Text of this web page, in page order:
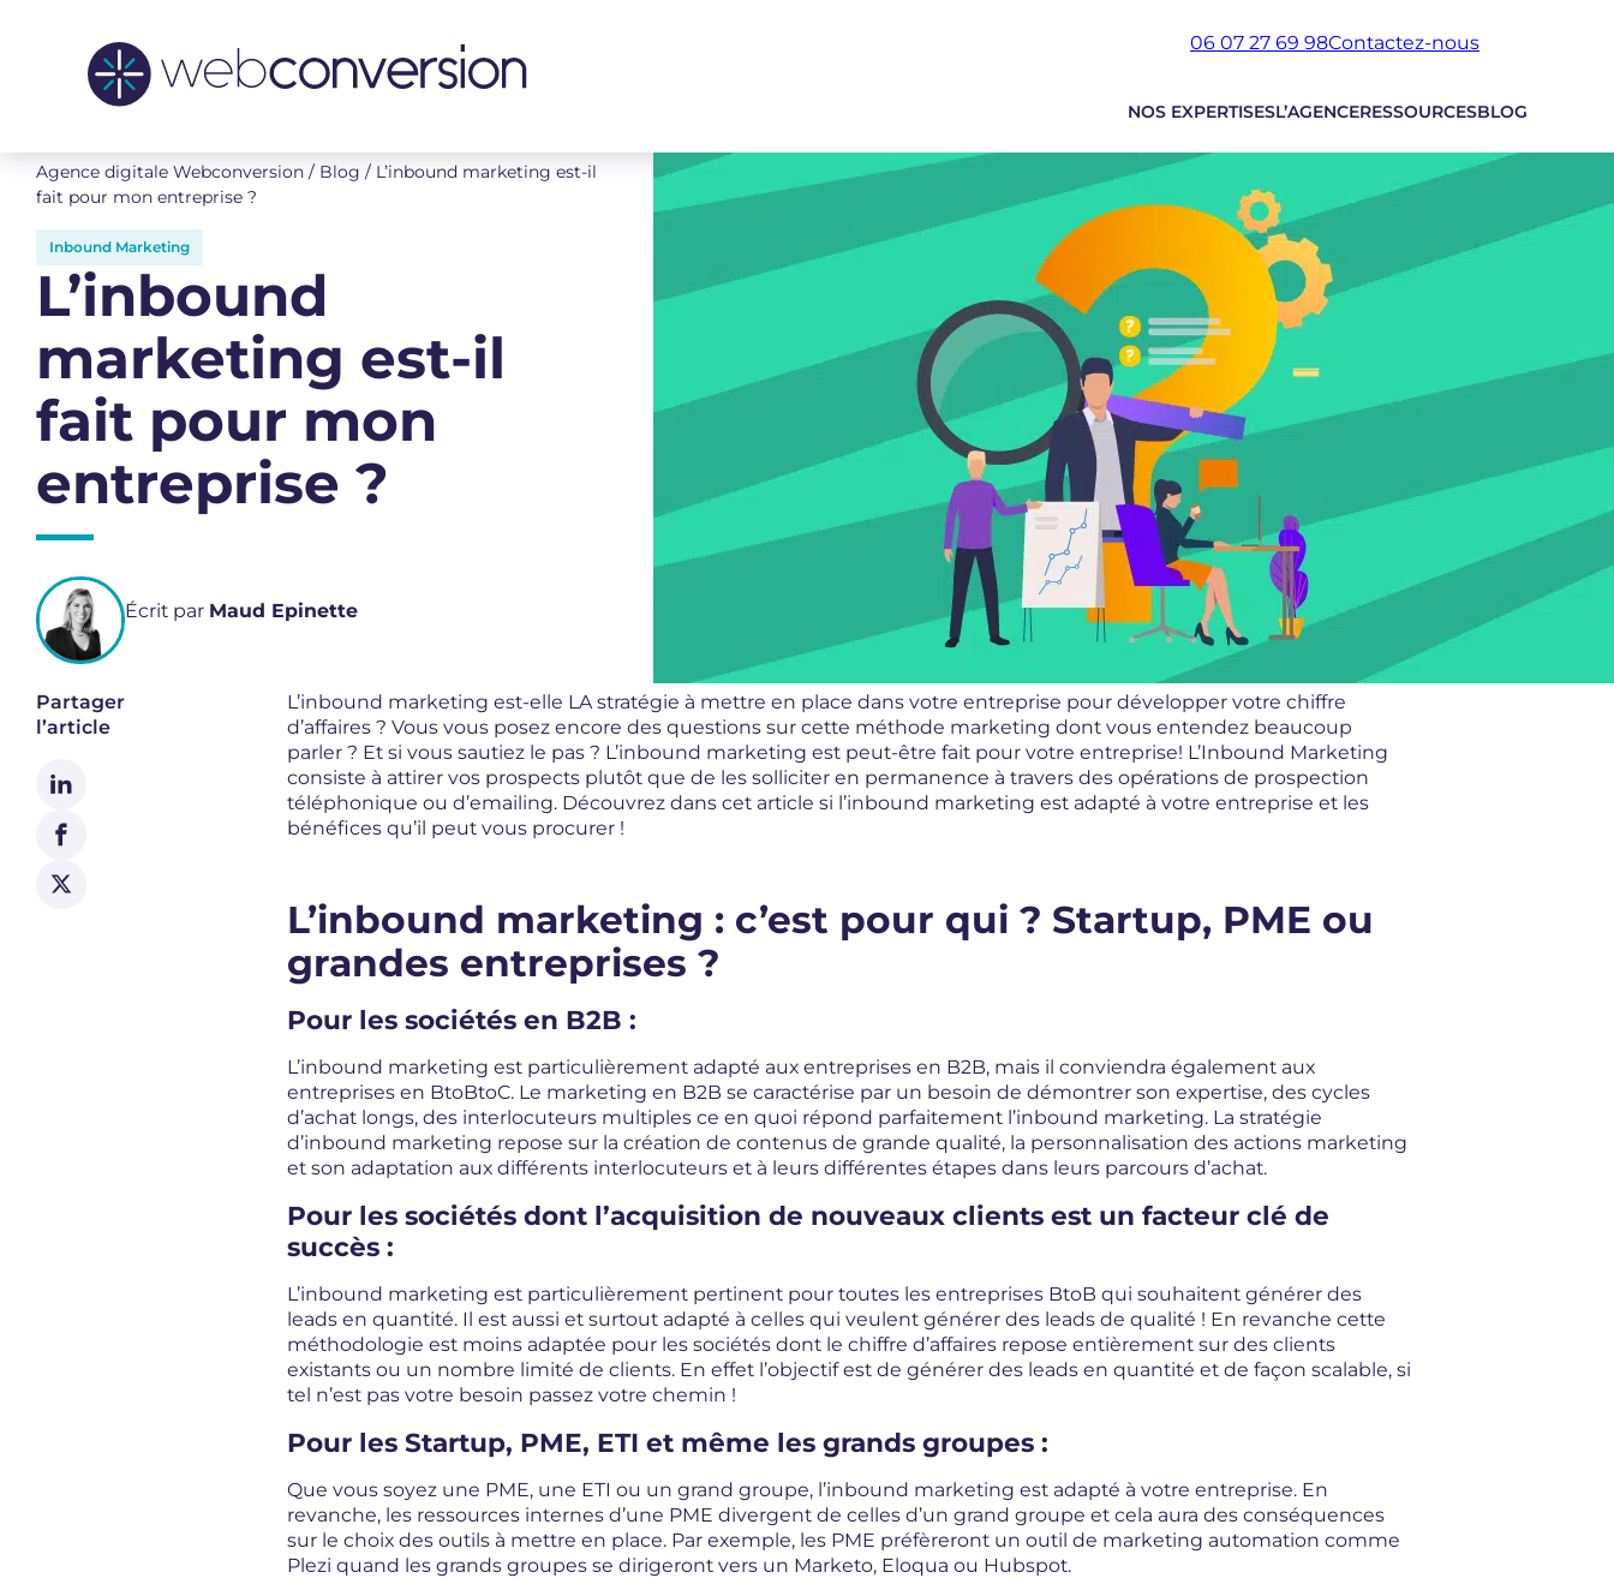
06 07 27 69 98Contactez-nous
NOS EXPERTISESL’AGENCERESSOURCESBLOG
Agence digitale Webconversion / Blog / L’inbound marketing est-il
fait pour mon entreprise ?
Inbound Marketing
L’inbound
marketing est-il
fait pour mon
entreprise ?
Écrit par Maud Epinette
Partager
l’article
L’inbound marketing est-elle LA stratégie à mettre en place dans votre entreprise pour développer votre chiffre
d’affaires ? Vous vous posez encore des questions sur cette méthode marketing dont vous entendez beaucoup
parler ? Et si vous sautiez le pas ? L’inbound marketing est peut-être fait pour votre entreprise! L’Inbound Marketing
consiste à attirer vos prospects plutôt que de les solliciter en permanence à travers des opérations de prospection
téléphonique ou d’emailing. Découvrez dans cet article si l’inbound marketing est adapté à votre entreprise et les
bénéfices qu’il peut vous procurer !
L’inbound marketing : c’est pour qui ? Startup, PME ou
grandes entreprises ?
Pour les sociétés en B2B :
L’inbound marketing est particulièrement adapté aux entreprises en B2B, mais il conviendra également aux
entreprises en BtoBtoC. Le marketing en B2B se caractérise par un besoin de démontrer son expertise, des cycles
d’achat longs, des interlocuteurs multiples ce en quoi répond parfaitement l’inbound marketing. La stratégie
d’inbound marketing repose sur la création de contenus de grande qualité, la personnalisation des actions marketing
et son adaptation aux différents interlocuteurs et à leurs différentes étapes dans leurs parcours d’achat.
Pour les sociétés dont l’acquisition de nouveaux clients est un facteur clé de
succès :
L’inbound marketing est particulièrement pertinent pour toutes les entreprises BtoB qui souhaitent générer des
leads en quantité. Il est aussi et surtout adapté à celles qui veulent générer des leads de qualité ! En revanche cette
méthodologie est moins adaptée pour les sociétés dont le chiffre d’affaires repose entièrement sur des clients
existants ou un nombre limité de clients. En effet l’objectif est de générer des leads en quantité et de façon scalable, si
tel n’est pas votre besoin passez votre chemin !
Pour les Startup, PME, ETI et même les grands groupes :
Que vous soyez une PME, une ETI ou un grand groupe, l’inbound marketing est adapté à votre entreprise. En
revanche, les ressources internes d’une PME divergent de celles d’un grand groupe et cela aura des conséquences
sur le choix des outils à mettre en place. Par exemple, les PME préfèreront un outil de marketing automation comme
Plezi quand les grands groupes se dirigeront vers un Marketo, Eloqua ou Hubspot.